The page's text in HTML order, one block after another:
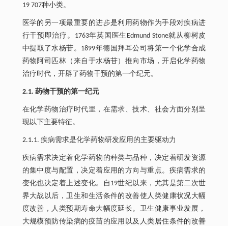
19 707种小类。
医学的另一项最重要的进步是利用药物作为手段对疾病进
行干预即治疗。1763年英国医生Edmund Stone就从柳树皮
中提取了水杨苷。1899年德国拜耳公司将第一个化学合成
药物阿司匹林（来自于水杨苷）推向市场，开启化学药物
治疗时代，开辟了药物干预的第一个纪元。
2.1. 药物干预的第一纪元
在化学药物治疗时代里，在需求、技术、社会方面分别呈
现以下主要特征。
2.1.1. 疾病需求是化学药物研发应用的主要驱动力
疾病需求决定着化学药物的种类与品种，决定着研发资源
的集中度与配置，决定着应用的方向与重点。疾病需求的
变化也决定着上述变化。自19世纪以来，尤其是第二次世
界大战以后，卫生和生活条件的改善使人类健康状况大幅
度改善，人类预期寿命大幅度延长。卫生健康事业发展，
大规模预防传染病的疫苗的应用以及人类居住条件的改善